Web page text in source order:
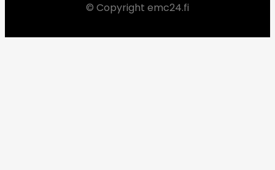
© Copyright emc24.fi